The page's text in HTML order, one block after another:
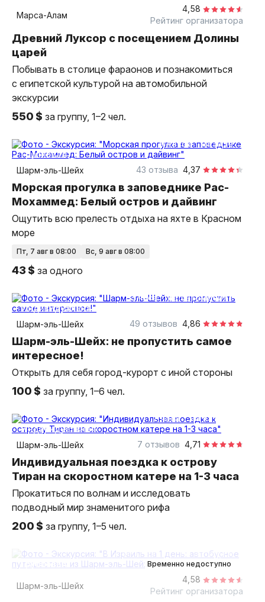
Марса-Алам
4,58
Рейтинг организатора
Древний Луксор c посещением Долины
царей
Побывать в столице фараонов и познакомиться
с египетской культурой на автомобильной
экскурсии
550 $ за группу, 1–2 чел.
9 часов
на яхте
групповая
Шарм-эль-Шейх
4,37
43 отзыва
Морская прогулка в заповеднике Рас-
Мохаммед: Белый остров и дайвинг
Ощутить всю прелесть отдыха на яхте в Красном
море
пт, 7 авг в 08:00 вс, 9 авг в 08:00
43 $ за одного
3 часа
на автомобиле
индивидуальная
Шарм-эль-Шейх
4,86
49 отзывов
Шарм-эль-Шейх: не пропустить самое
интересное!
Открыть для себя город-курорт с иной стороны
100 $ за группу, 1–6 чел.
2 часа
на катере
индивидуальная
Шарм-эль-Шейх
4,71
7 отзывов
Индивидуальная поездка к острову
Тиран на скоростном катере на 1-3 часа
Прокатиться по волнам и исследовать
подводный мир знаменитого рифа
200 $ за группу, 1–5 чел.
Временно недоступно
более 12 часов
на автобусе
групповая
Шарм-эль-Шейх
4,58
Рейтинг организатора